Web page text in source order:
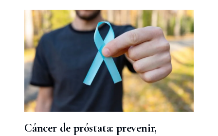
Cáncer de próstata: prevenir,